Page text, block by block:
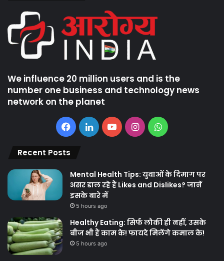
We influence 20 million users and is the
number one business and technology news
network on the planet
Facebook
LinkedInYouTubeInstagramWhatsApp
Recent Posts
Mental Health Tips: युवाओं के दिमाग पर
असर डाल रहे हैं Likes and Dislikes? जानें
इसके बारे में
5 hours ago
Healthy Eating: सिर्फ लौकी ही नहीं, उसके
बीज भी हैं काम के! फायदे मिलेंगे कमाल के!
5 hours ago